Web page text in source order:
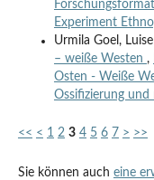
Forschungsformat
Experiment
Urmila Goel,
– weiße Westen ,
Osten - Weiße
Ossifizierung
<< < 1 2 3 4 5 6 7 > >>
Sie können auch eine